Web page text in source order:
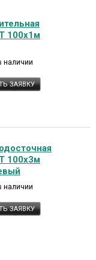
100х1м
наличии
ЗАЯВКУ
100х3м
наличии
ЗАЯВКУ